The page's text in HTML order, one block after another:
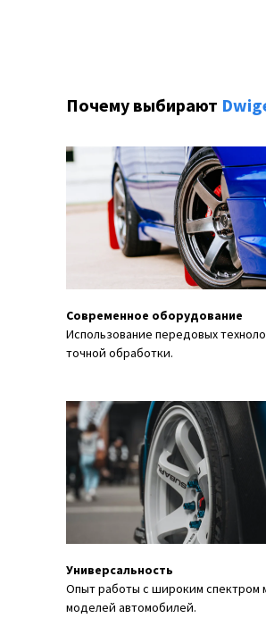
Почему выбирают
Современное оборудование
Использование передовых
точной обработки.
Универсальность
Опыт работы с широким спектром
моделей автомобилей.